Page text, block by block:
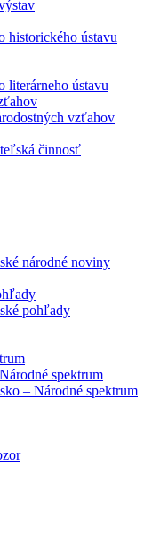
historického ústavu
literárneho ústavu
vzťahov
činnosť
národné noviny
pohľady
spektrum
– Národné spektrum